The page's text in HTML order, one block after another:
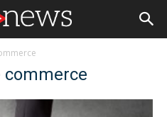
commerce